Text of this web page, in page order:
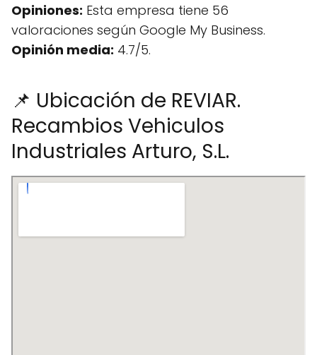
Opiniones: Esta empresa tiene 56
valoraciones según Google My Business.
Opinión media: 4.7/5.
📌 Ubicación de REVIAR.
Recambios Vehiculos
Industriales Arturo, S.L.